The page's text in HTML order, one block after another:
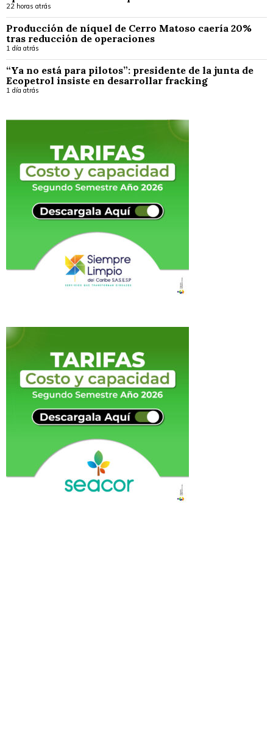
22 horas atrás
Producción de níquel de Cerro Matoso caería 20%
tras reducción de operaciones
1 día atrás
“Ya no está para pilotos”: presidente de la junta de
Ecopetrol insiste en desarrollar fracking
1 día atrás